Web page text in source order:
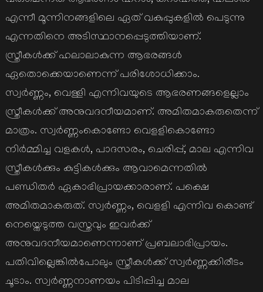
എന്നീ മൂന്നിനങ്ങളിലെ ഏത് വകുപ്പുകളില്‍ പെടുന്നു
എന്നതിനെ അടിസ്ഥാനപ്പെടുത്തിയാണ്.
സ്ത്രീകള്‍ക്ക് ഹലാലാകുന്ന ആഭരങ്ങള്‍
ഏതൊക്കെയാണെന്ന് പരിശോധിക്കാം.
സ്വര്‍ണ്ണം, വെള്ളി എന്നിവയുടെ ആഭരണങ്ങളെല്ലാം
സ്ത്രീകള്‍ക്ക് അനുവദനീയമാണ്. അമിതമാകരുതെന്ന്
മാത്രം. സ്വര്‍ണ്ണംകൊണ്ടോ വെളളികൊണ്ടോ
നിര്‍മ്മിച്ച വളകള്‍, പാദസരം, ചെരിപ്പ്, മാല എന്നിവ
സ്ത്രീകള്‍ക്കും കുട്ടികള്‍ക്കും ആവാമെന്നതില്‍
പണ്ഡിതര്‍ ഏകാഭിപ്രായക്കാരാണ്. പക്ഷെ
അമിതമാകരുത്. സ്വര്‍ണ്ണം, വെളളി എന്നിവ കൊണ്ട്
നെയ്തെടുത്ത വസ്ത്രവും ഇവര്‍ക്ക്
അനുവദനീയമാണെന്നാണ് പ്രബലാഭിപ്രായം.
പതിവില്ലെങ്കില്‍പോലും സ്ത്രീകള്‍ക്ക് സ്വര്‍ണ്ണക്കിരീടം
ചൂടാം. സ്വര്‍ണ്ണനാണയം പിടിപ്പിച്ച മാല